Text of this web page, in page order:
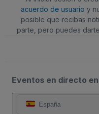
acuerdo de usuario y
posible que recibas
parte, pero puedes
Eventos en directo
España